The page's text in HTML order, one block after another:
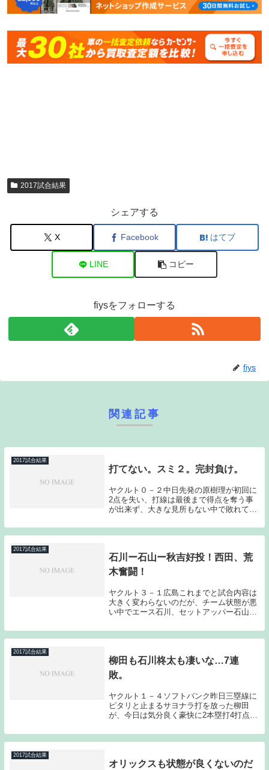
2017試合結果
シェアする
X Facebook はてブ
LINE コピー
fiysをフォローする
fiys
関連記事
2017試合結果
打てない。スミ２。完封負け。
ヤクルト０－２中日先発の原樹理が初回に
2点を失い、打線は最後まで得点を奪う事
が出来ず、大きな見所もない中で敗れてし
ろである。今シーズン初先発となった原樹
理は、初回に3本のヒットを集中されてし
2017試合結果
石川ー石山ー秋吉好投！西田、荒
木奮闘！
ヤクルト３－１広島これまでと試合内容は
大きく変わらないのだが、チーム状態が悪
い中でエース石川、セットアッパー石山、
をしてくれた。そして打線はレギュラー奪
取には至っていない荒木、西田先発起用に
2017試合結果
柳田も石川柊太も凄いな…7連
敗。
ヤクルト１－４ソフトバンク昨日三塁線に
ピタリと止まるサヨナラ打を放った柳田
が、今日は気分良く豪快に2本塁打4打点の
らのホームランも成瀬からのホームランも
物凄い打球だった。そしてソフトバンクの
2017試合結果
オリックスも状態が良くないのだ